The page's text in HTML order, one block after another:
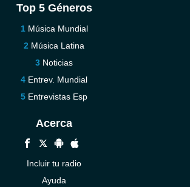
Top 5 Géneros
Música Mundial
Música Latina
Noticias
Entrev. Mundial
Entrevistas Esp
Acerca
Incluir tu radio
Ayuda